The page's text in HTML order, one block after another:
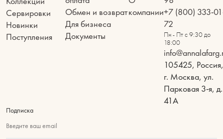
Сервировки
Новинки
Поступления
Обмен и возврат
Для бизнеса
Документы
компании+7 (800) 333-
72
Пн - Пт с 9:30 до
18:00
105425, Россия,
г. Москва, ул.
Парковая 3-я, д.
41А
Подписка
Введите ваш email